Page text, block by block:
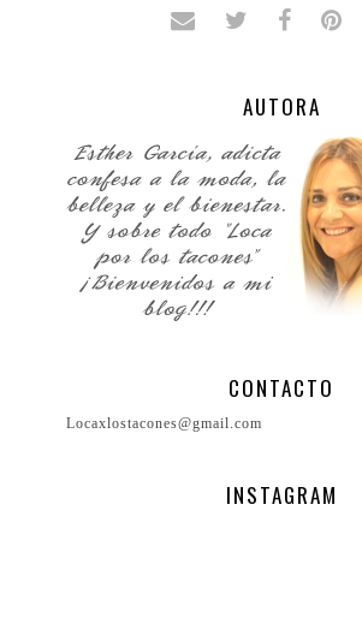
AUTORA
CONTACTO
Locaxlostacones@gmail.com
INSTAGRAM